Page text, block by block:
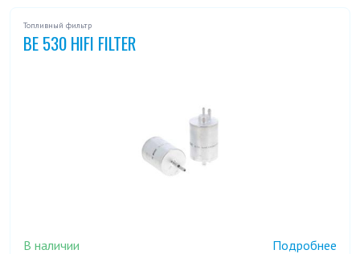
Топливный фильтр
BE 530 HIFI FILTER
В наличии Подробнее